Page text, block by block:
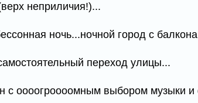
неприличия!)...
ночь...ночной город с
переход улицы...
с оооогроооомным выбором музыки